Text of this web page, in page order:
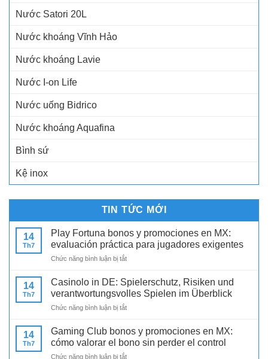
Nước Satori 20L
Nước khoáng Vĩnh Hảo
Nước khoáng Lavie
Nước I-on Life
Nước uống Bidrico
Nước khoáng Aquafina
Bình sứ
Kệ inox
TIN TỨC MỚI
14
Th7
Play Fortuna bonos y promociones en MX:
evaluación práctica para jugadores exigentes
Chức năng bình luận bị tắtở
Fortuna
bonos
y
promociones
MX:
evaluación
14
Th7
Casinolo in DE: Spielerschutz, Risiken und
verantwortungsvolles Spielen im Überblick
Chức năng bình luận bị tắtở
Spielerschutz,
14
Th7
Gaming Club bonos y promociones en MX:
cómo valorar el bono sin perder el control
Chức năng bình luận bị tắtở